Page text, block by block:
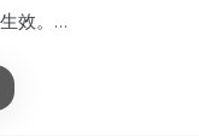
效。…